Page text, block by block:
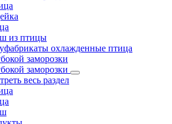
из птицы
охлажденные птица
заморозки
заморозки
весь раздел